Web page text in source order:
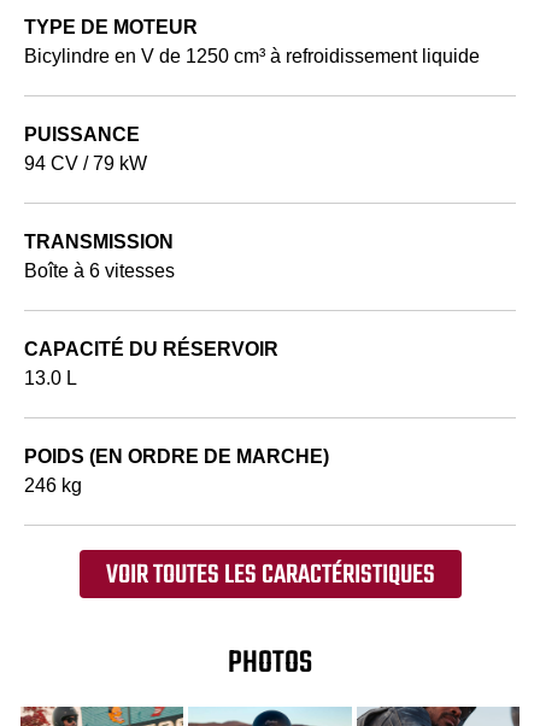
TYPE DE MOTEUR
Bicylindre en V de 1250 cm³ à refroidissement liquide
PUISSANCE
94 CV / 79 kW
TRANSMISSION
Boîte à 6 vitesses
CAPACITÉ DU RÉSERVOIR
13.0 L
POIDS (EN ORDRE DE MARCHE)
246 kg
VOIR TOUTES LES CARACTÉRISTIQUES
PHOTOS